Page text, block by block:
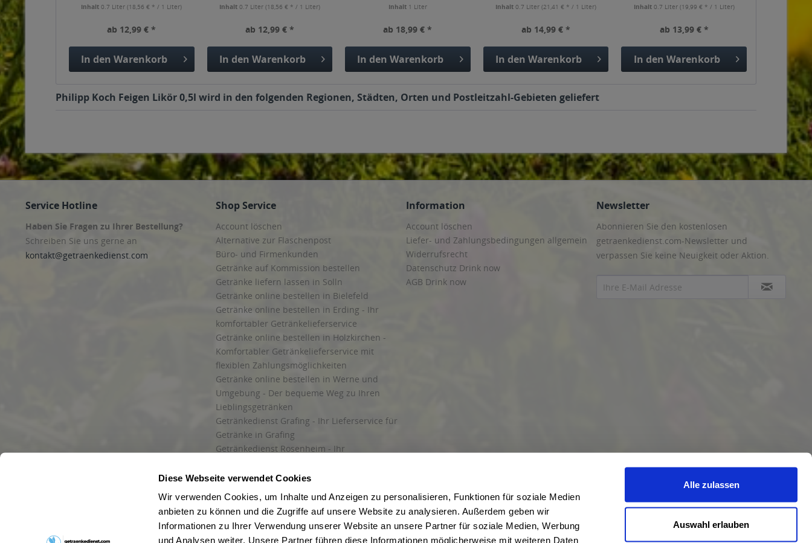
Diese Webseite verwendet Cookies
Wir verwenden Cookies, um Inhalte und Anzeigen zu personalisieren, Funktionen für soziale Medien
anbieten zu können und die Zugriffe auf unsere Website zu analysieren. Außerdem geben wir
Informationen zu Ihrer Verwendung unserer Website an unsere Partner für soziale Medien, Werbung
und Analysen weiter. Unsere Partner führen diese Informationen möglicherweise mit weiteren Daten
Alle zulassen
Auswahl erlauben
Inhalt0.7 Liter(18,56 € * / 1 Liter)
ab 12,99 € *
In den Warenkorb
Inhalt 0.7 Liter (18,56 € * / 1 Liter)
ab 12,99 € *
In den Warenkorb
Inhalt 1 Liter
ab 18,99 € *
In den Warenkorb
Inhalt0.7 Liter(21,41 € * / 1 Liter)
ab 14,99 € *
In den Warenkorb
Inhalt 0.7 Liter (19,99 € * / 1 Liter)
ab 13,99 € *
In den Warenkorb
Philipp Koch Feigen Likör 0,5l wird in den folgenden Regionen, Städten, Orten und Postleitzahl-Gebieten geliefert
Service Hotline
Haben Sie Fragen zu Ihrer Bestellung?
Schreiben Sie uns gerne an
kontakt@getraenkedienst.com
Shop Service
Account löschen
Alternative zur Flaschenpost
Büro- und Firmenkunden
Getränke auf Kommission bestellen
Getränke liefern lassen in Solln
Getränke online bestellen in Bielefeld
Getränke online bestellen in Erding - Ihr
komfortabler Getränkelieferservice
Getränke online bestellen in Holzkirchen -
Komfortabler Getränkelieferservice mit
flexiblen Zahlungsmöglichkeiten
Getränke online bestellen in Werne und
Umgebung - Der bequeme Weg zu Ihren
Lieblingsgetränken
Getränkedienst Grafing - Ihr Lieferservice für
Getränke in Grafing
Getränkedienst Rosenheim - Ihr
und Umgebung
Liefergebiet
Lieferservice für Getränke
Wir liefern Getränke
Information
Account löschen
Liefer- und Zahlungsbedingungen allgemein
Widerrufsrecht
Datenschutz Drink now
AGB Drink now
Newsletter
Abonnieren Sie den kostenlosen
getraenkedienst.com-Newsletter und
verpassen Sie keine Neuigkeit oder Aktion.